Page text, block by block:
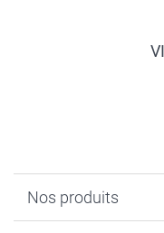
Nos produits